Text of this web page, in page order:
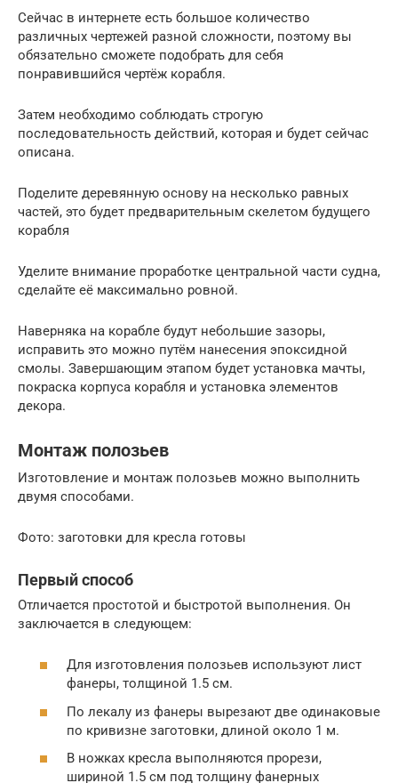
Сейчас в интернете есть большое количество
различных чертежей разной сложности, поэтому вы
обязательно сможете подобрать для себя
понравившийся чертёж корабля.
Затем необходимо соблюдать строгую
последовательность действий, которая и будет сейчас
описана.
Поделите деревянную основу на несколько равных
частей, это будет предварительным скелетом будущего
корабля
Уделите внимание проработке центральной части судна,
сделайте её максимально ровной.
Наверняка на корабле будут небольшие зазоры,
исправить это можно путём нанесения эпоксидной
смолы. Завершающим этапом будет установка мачты,
покраска корпуса корабля и установка элементов
декора.
Монтаж полозьев
Изготовление и монтаж полозьев можно выполнить
двумя способами.
Фото: заготовки для кресла готовы
Первый способ
Отличается простотой и быстротой выполнения. Он
заключается в следующем:
Для изготовления полозьев используют лист
фанеры, толщиной 1.5 см.
По лекалу из фанеры вырезают две одинаковые
по кривизне заготовки, длиной около 1 м.
В ножках кресла выполняются прорези,
шириной 1.5 см под толщину фанерных